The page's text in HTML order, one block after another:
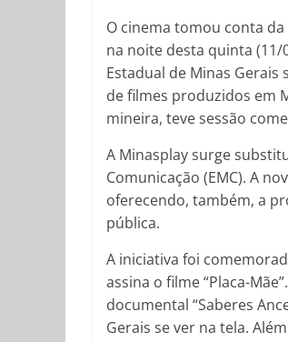
O cinema tomou conta
na noite desta quinta (11/
Estadual de Minas
de filmes produzidos em
mineira, teve sessão
A Minasplay surge
Comunicação (EMC). A
oferecendo, também, a
pública.
A iniciativa foi
assina o filme “Placa-
documental “Saberes
Gerais se ver na tela.